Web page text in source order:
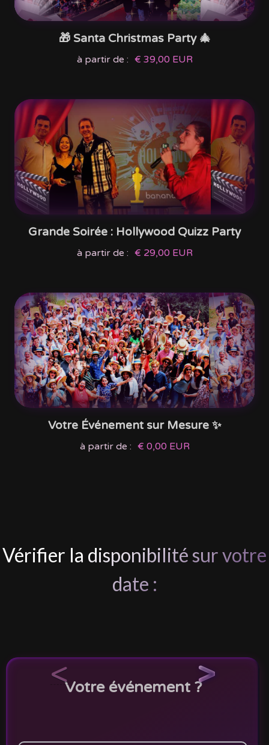
🎁 Santa Christmas Party 🎄
à partir de : € 39,00 EUR
Grande Soirée : Hollywood Quizz Party
à partir de : € 29,00 EUR
Votre Événement sur Mesure ✨
à partir de : € 0,00 EUR
Vérifier la disponibilité sur votre
date :
Votre événement ?
< >